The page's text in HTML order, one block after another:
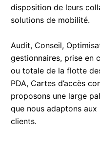
disposition de leurs
solutions de mobilité.
Audit, Conseil,
gestionnaires, prise en
ou totale de la flotte
PDA, Cartes d’accès
proposons une large
que nous adaptons
clients.